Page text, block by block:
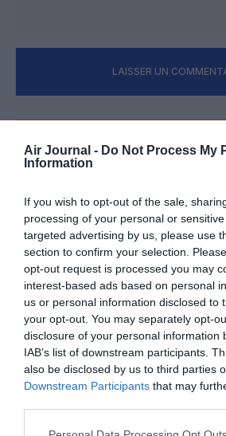
Air Journal - Do Not Process My
Information
If you wish to opt-out of the sale,
processing of your personal or
targeted advertising by us, please use
section to confirm your selection.
opt-out request is processed you may
interest-based ads based on personal
us or personal information disclosed to
your opt-out. You may separately opt-
disclosure of your personal information
IAB’s list of downstream participants.
also be disclosed by us to third parties
Downstream Participants that may
LAISSER UN
FAIRE UN
Soutenez Air Journal
NOUS SOUTENIR
DERNIERS